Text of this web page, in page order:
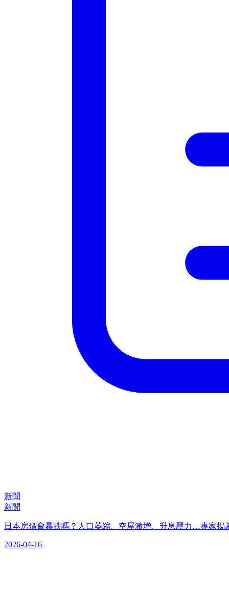
新聞
新聞
日本房價會暴跌嗎？人口萎縮、空屋激增、升息壓力…專家揭
2026-04-16